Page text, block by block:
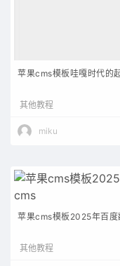
苹果cms模板哇嘎时代的
其他教程
miku
苹果cms模板2025年百
其他教程